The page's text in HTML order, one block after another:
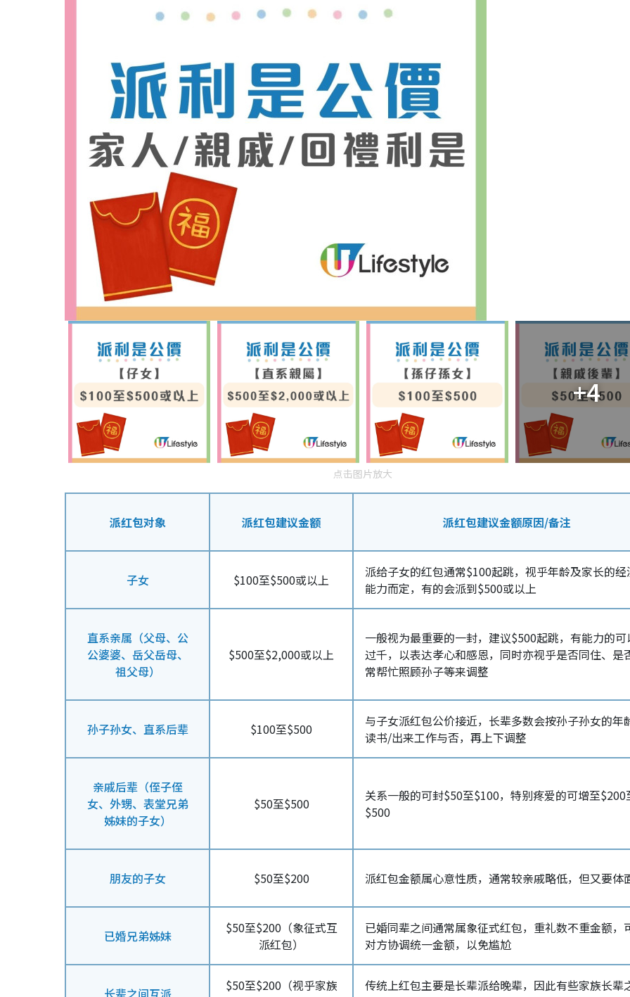
+4
点击图片放大
派红包对象 派红包建议金额 派红包建议金额原因/备注
子女 $100至$500或以上
派给子女的红包通常$100起跳，视乎年龄及家长的经
能力而定，有的会派到$500或以上
直系亲属（父母、公
公婆婆、岳父岳母、
祖父母）
$500至$2,000或以上
一般视为最重要的一封，建议$500起跳，有能力的可
过千，以表达孝心和感恩，同时亦视乎是否同住、是
常帮忙照顾孙子等来调整
孙子孙女、直系后辈 $100至$500
与子女派红包公价接近，长辈多数会按孙子孙女的年
读书/出来工作与否，再上下调整
亲戚后辈（侄子侄
女、外甥、表堂兄弟
姊妹的子女）
$50至$500
关系一般的可封$50至$100，特别疼爱的可增至$200
$500
朋友的子女 $50至$200 派红包金额属心意性质，通常较亲戚略低，但又要体
已婚兄弟姊妹
$50至$200（象征式互
派红包）
已婚同辈之间通常属象征式红包，重礼数不重金额，
对方协调统一金额，以免尴尬
长辈之间互派
$50至$200（视乎家族
传统上红包主要是长辈派给晚辈，因此有些家族长辈